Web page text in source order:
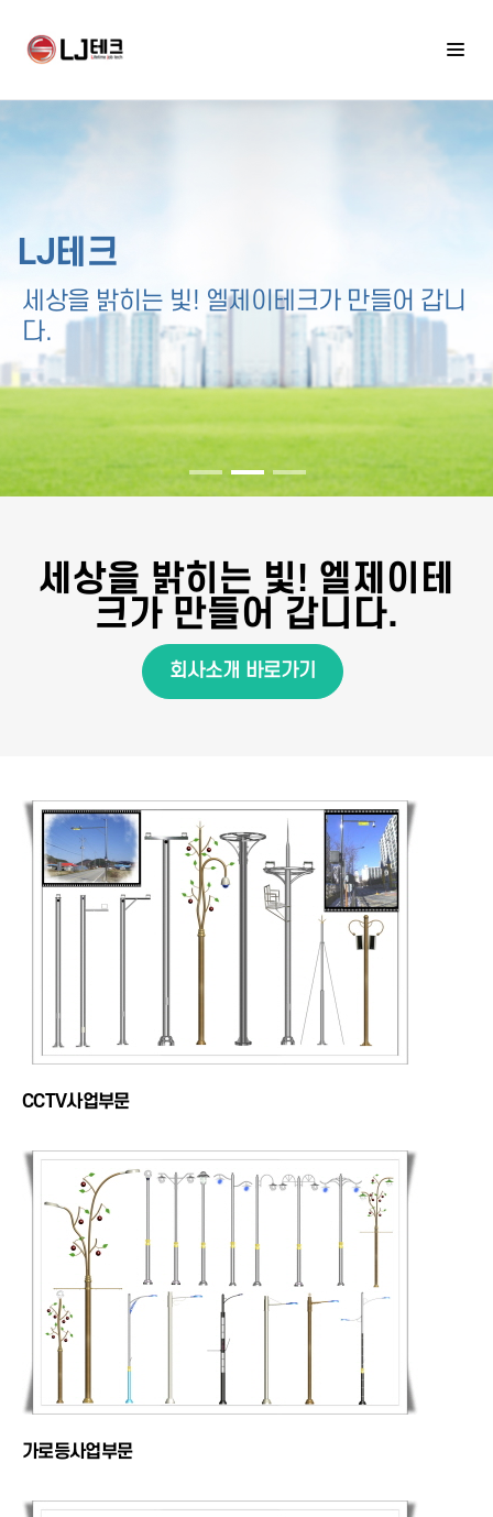
LJ테크
세상을 밝히는 빛! 엘제이테크가 만들어 갑니
다.
세상을 밝히는 빛! 엘제이테
크가 만들어 갑니다.
회사소개 바로가기
CCTV사업부문
가로등사업부문